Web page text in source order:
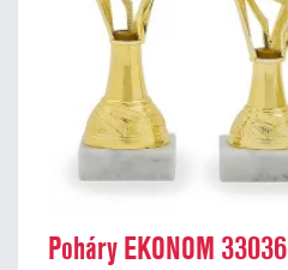
Poháry EKONOM 33036